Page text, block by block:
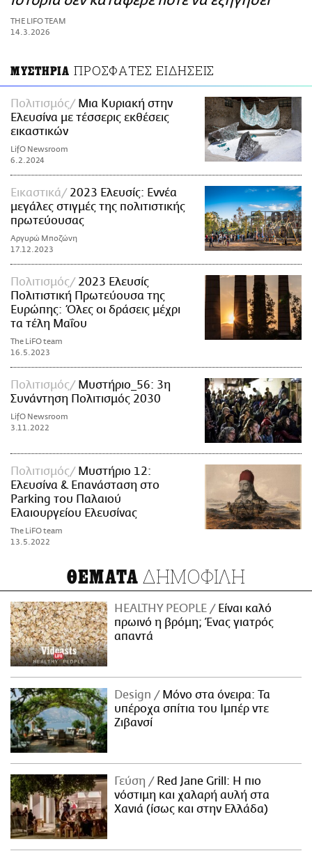
ΑΜΠΑ
PRINT
THE LIFO TEAM
14.3.2026
ΜΥΣΤΗΡΙΑ ΠΡΟΣΦΑΤΕΣ ΕΙΔΗΣΕΙΣ
Πολιτισμός
Μια Κυριακή στην
Ελευσίνα με τέσσερις εκθέσεις
εικαστικών
LifO Newsroom
6.2.2024
Εικαστικά
2023 Ελευσίς: Εννέα
μεγάλες στιγμές της πολιτιστικής
πρωτεύουσας
Αργυρώ Μποζώνη
17.12.2023
Πολιτισμός
2023 Ελευσίς
Πολιτιστική Πρωτεύουσα της
Ευρώπης: Όλες οι δράσεις μέχρι
τα τέλη Μαΐου
The LiFO team
16.5.2023
Πολιτισμός
Μυστήριο_56: 3η
Συνάντηση Πολιτισμός 2030
LifO Newsroom
3.11.2022
Πολιτισμός
Μυστήριο 12:
Ελευσίνα & Επανάσταση στο
Parking του Παλαιού
Ελαιουργείου Ελευσίνας
The LiFO team
13.5.2022
ΘΕΜΑΤΑ ΔΗΜΟΦΙΛΗ
HEALTHY PEOPLE
Είναι καλό
πρωινό η βρόμη; Ένας γιατρός
απαντά
Design
Μόνο στα όνειρα: Τα
υπέροχα σπίτια του Ιμπέρ ντε
Ζιβανσί
Γεύση
Red Jane Grill: Η πιο
νόστιμη και χαλαρή αυλή στα
Χανιά (ίσως και στην Ελλάδα)